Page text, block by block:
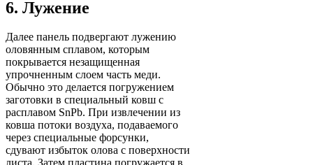
6. Лужение
Далее панель подвергают лужению
оловянным сплавом, которым
покрывается незащищенная
упрочненным слоем часть меди.
Обычно это делается погружением
заготовки в специальный ковш с
расплавом SnPb. При извлечении из
ковша потоки воздуха, подаваемого
через специальные форсунки,
сдувают избыток олова с поверхности